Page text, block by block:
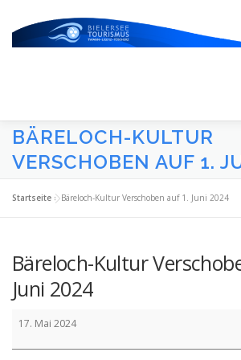
ESSEN/TRINKEN/SCHLAFEN
BÄRELOCH-KULTUR
VERSCHOBEN AUF 1.
Startseite »Bäreloch-Kultur Verschoben auf 1. Juni 2024
Bäreloch-Kultur
Juni 2024
Verschoben
17. Mai 2024